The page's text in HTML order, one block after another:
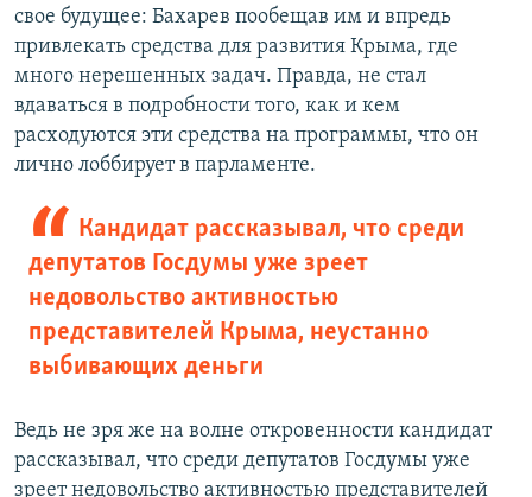
свое будущее: Бахарев пообещав им и впредь
привлекать средства для развития Крыма, где
много нерешенных задач. Правда, не стал
вдаваться в подробности того, как и кем
расходуются эти средства на программы, что он
лично лоббирует в парламенте.
Кандидат рассказывал, что среди
депутатов Госдумы уже зреет
недовольство активностью
представителей Крыма, неустанно
выбивающих деньги
Ведь не зря же на волне откровенности кандидат
рассказывал, что среди депутатов Госдумы уже
зреет недовольство активностью представителей